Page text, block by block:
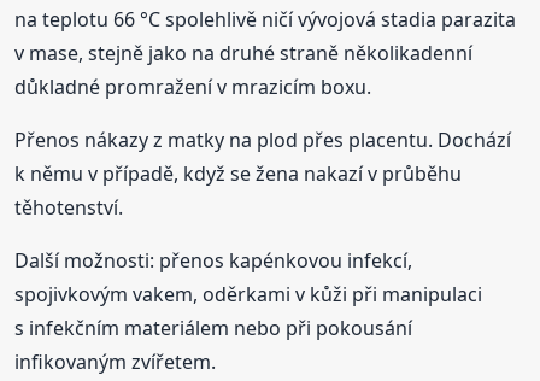
na teplotu 66 °C spolehlivě ničí vývojová stadia parazita
v mase, stejně jako na druhé straně několikadenní
důkladné promražení v mrazicím boxu.
Přenos nákazy z matky na plod přes placentu. Dochází
k němu v případě, když se žena nakazí v průběhu
těhotenství.
Další možnosti: přenos kapénkovou infekcí,
spojivkovým vakem, oděrkami v kůži při manipulaci
s infekčním materiálem nebo při pokousání
infikovaným zvířetem.